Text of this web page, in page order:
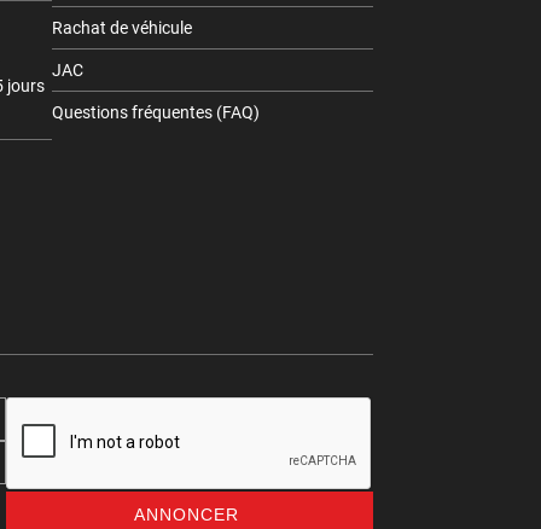
jours
Rachat de véhicule
JAC
Questions fréquentes (FAQ)
ANNONCER